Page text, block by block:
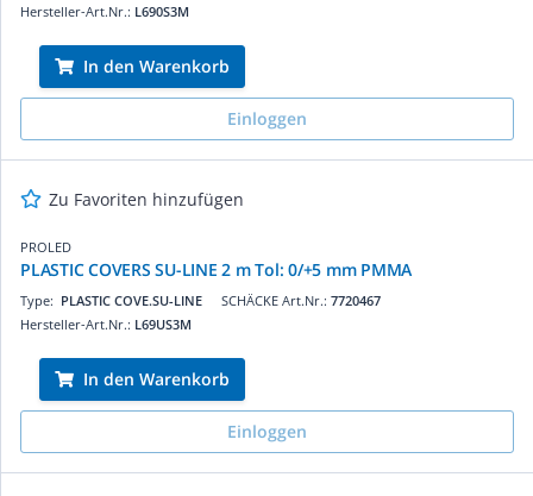
Hersteller-Art.Nr.: L690S3M
In den Warenkorb
Einloggen
Zu Favoriten hinzufügen
PROLED
PLASTIC COVERS SU-LINE 2 m Tol: 0/+5 mm PMMA
SCHÄCKE Art.Nr.: 7720467
Type: PLASTIC COVE.SU-LINE
Hersteller-Art.Nr.: L69US3M
In den Warenkorb
Einloggen